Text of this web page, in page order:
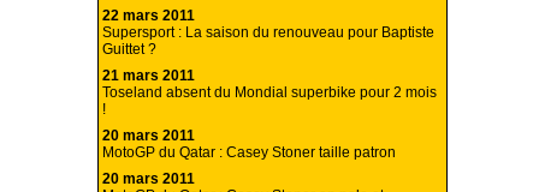
22 mars 2011
Supersport : La saison du renouveau pour Baptiste
Guittet ?
21 mars 2011
Toseland absent du Mondial superbike pour 2 mois
!
20 mars 2011
MotoGP du Qatar : Casey Stoner taille patron
20 mars 2011